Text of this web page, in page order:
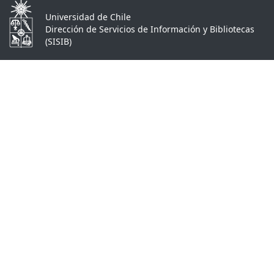
Universidad de Chile
Dirección de Servicios de Información y Bibliotecas
(SISIB)